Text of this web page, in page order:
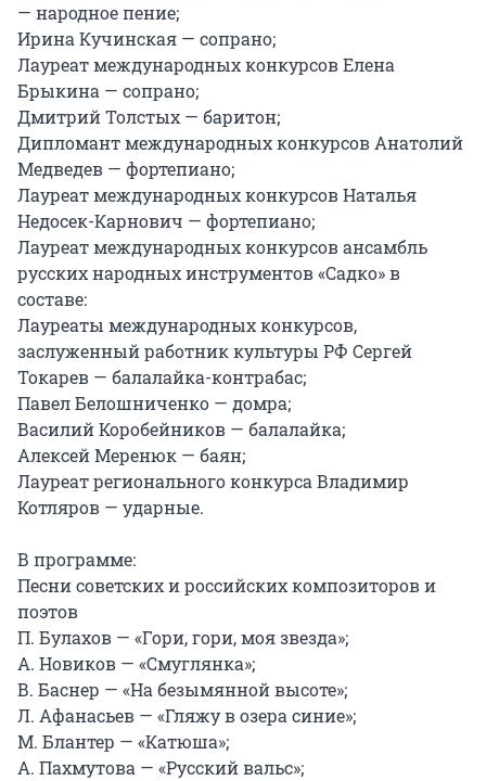
— народное пение;
Ирина Кучинская — сопрано;
Лауреат международных конкурсов Елена
Брыкина — сопрано;
Дмитрий Толстых — баритон;
Дипломант международных конкурсов Анатолий
Медведев — фортепиано;
Лауреат международных конкурсов Наталья
Недосек-Карнович — фортепиано;
Лауреат международных конкурсов ансамбль
русских народных инструментов «Садко» в
составе:
Лауреаты международных конкурсов,
заслуженный работник культуры РФ Сергей
Токарев — балалайка-контрабас;
Павел Белошниченко — домра;
Василий Коробейников — балалайка;
Алексей Меренюк — баян;
Лауреат регионального конкурса Владимир
Котляров — ударные.
В программе:
Песни советских и российских композиторов и
поэтов
П. Булахов — «Гори, гори, моя звезда»;
А. Новиков — «Смуглянка»;
В. Баснер — «На безымянной высоте»;
Л. Афанасьев — «Гляжу в озера синие»;
М. Блантер — «Катюша»;
А. Пахмутова — «Русский вальс»;